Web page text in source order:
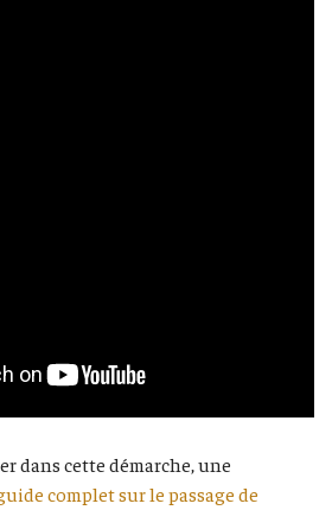
dans cette démarche, une
complet sur le passage de